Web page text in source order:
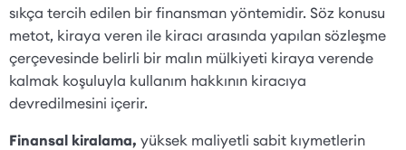
sıkça tercih edilen bir finansman yöntemidir. Söz konusu
metot, kiraya veren ile kiracı arasında yapılan sözleşme
çerçevesinde belirli bir malın mülkiyeti kiraya verende
kalmak koşuluyla kullanım hakkının kiracıya
devredilmesini içerir.
Finansal kiralama, yüksek maliyetli sabit kıymetlerin